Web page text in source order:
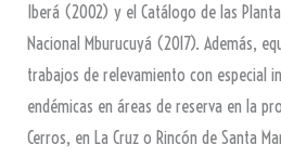
Iberá (2002) y el Catálogo de las
Nacional Mburucuyá (2017). Además,
trabajos de relevamiento con especial
endémicas en áreas de reserva en la
Cerros, en La Cruz o Rincón de Santa